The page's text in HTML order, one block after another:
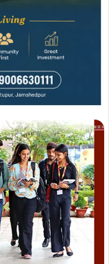
Join Now
Join Now
ने स्पष्ट किया
दुकानों को तोड़ने की
बाद चम्पाई सोरेन ने
के विरुद्ध आवश्यक
दो टूक कहा कि गरीबों
प्रवृत्ति किसी भी